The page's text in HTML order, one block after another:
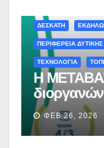
ΔΕΣΚΑΤΗ
ΠΕΡΙΦΕΡΕΙΑ
ΤΕΧΝΟΛΟΓΙΑ
Η
Κοζάνη με
ΜΕΤΑΒΑΣΗ:
για τις
ΦΕΒ 26, 2026